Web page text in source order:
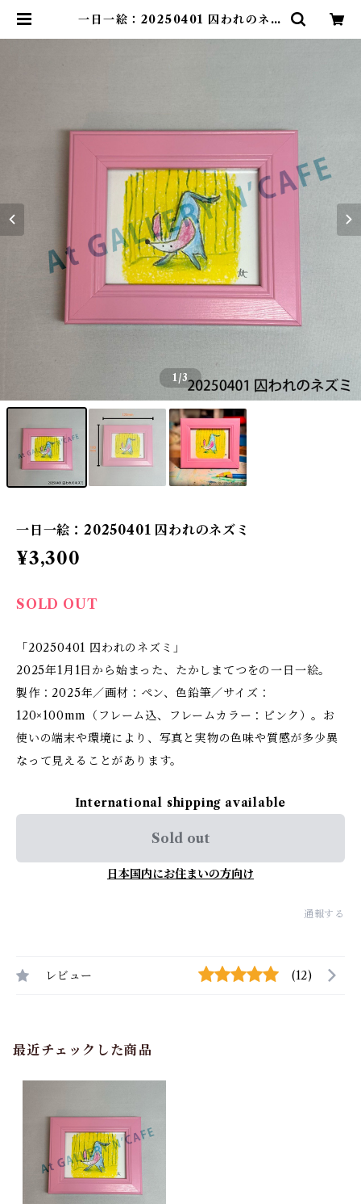
一日一絵：20250401 囚われのネズ
1/3
一日一絵：20250401 囚われのネズミ
¥3,300
SOLD OUT
「20250401 囚われのネズミ」
2025年1月1日から始まった、たかしまてつをの一日一絵。
製作：2025年／画材：ペン、色鉛筆／サイズ：
120×100mm（フレーム込、フレームカラー：ピンク）。お
使いの端末や環境により、写真と実物の色味や質感が多少異
なって見えることがあります。
International shipping available
Sold out
日本国内にお住まいの方向け
通報する
レビュー (12)
最近チェックした商品